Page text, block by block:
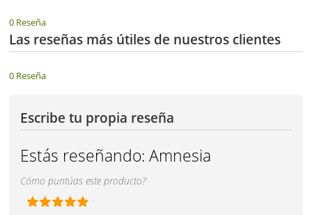
0 Reseña
Las reseñas más útiles de nuestros clientes
0 Reseña
Escribe tu propia reseña
Estás reseñando:Amnesia
Cómo puntúas este producto?